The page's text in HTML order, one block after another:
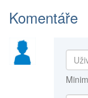
Komentáře